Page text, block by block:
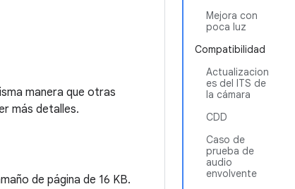
Mejora con
poca luz
Compatibilidad
Actualizacion
es del ITS de
la cámara
CDD
Caso de
prueba de
audio
envolvente
manera que otras
más detalles.
de página de 16 KB.